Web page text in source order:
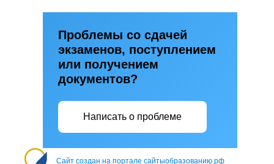
Проблемы со сдачей
экзаменов, поступлением
или получением
документов?
Написать о проблеме
Сайт создан на портале сайтыобразованию.рф